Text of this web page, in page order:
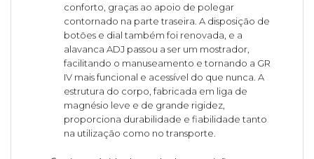
conforto, graças ao apoio de polegar
contornado na parte traseira. A disposição de
botões e dial também foi renovada, e a
alavanca ADJ passou a ser um mostrador,
facilitando o manuseamento e tornando a GR
IV mais funcional e acessível do que nunca. A
estrutura do corpo, fabricada em liga de
magnésio leve e de grande rigidez,
proporciona durabilidade e fiabilidade tanto
na utilização como no transporte.